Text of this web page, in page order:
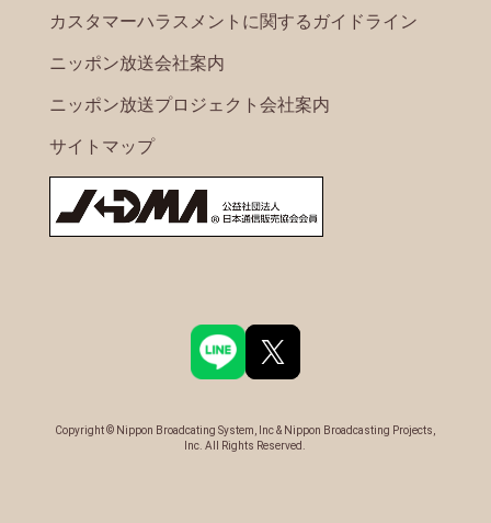
カスタマーハラスメントに関するガイドライン
ニッポン放送会社案内
ニッポン放送プロジェクト会社案内
サイトマップ
Copyright © Nippon Broadcating System, Inc & Nippon Broadcasting Projects,
Inc. All Rights Reserved.